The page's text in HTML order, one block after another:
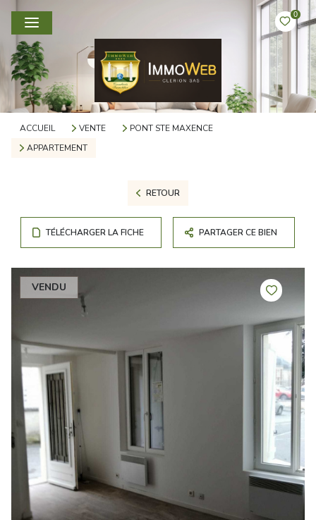
0
ACCUEIL VENTE
PONT STE MAXENCE
APPARTEMENT
RETOUR
TÉLÉCHARGER LA FICHE PARTAGER CE BIEN
VENDU